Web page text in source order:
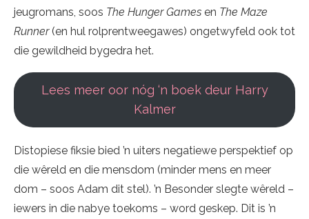
jeugromans, soos The Hunger Games en The Maze
Runner(en hul rolprentweegawes) ongetwyfeld ook tot
die gewildheid bygedra het.
Lees meer oor nóg ‘n boek deur Harry
Kalmer
Distopiese fiksie bied ’n uiters negatiewe perspektief op
die wêreld en die mensdom (minder mens en meer
dom – soos Adam dit stel). ’n Besonder slegte wêreld –
iewers in die nabye toekoms – word geskep. Dit is ’n